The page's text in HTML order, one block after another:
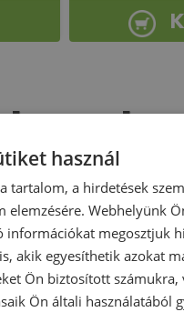
Rendelésre
használ
tartalom, a hirdetések
elemzésére. Webhelyünk
információkat megosztjuk
akik egyesíthetik azokat
Ön biztosított számukra,
Ön általi használatából